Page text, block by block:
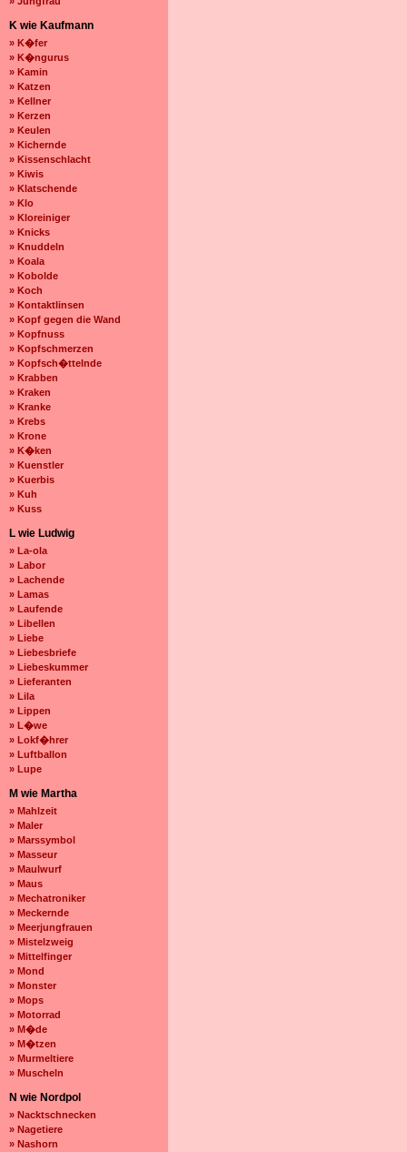
K wie Kaufmann
» K�fer
» K�ngurus
» Kamin
» Katzen
» Kellner
» Kerzen
» Keulen
» Kichernde
» Kissenschlacht
» Kiwis
» Klatschende
» Klo
» Kloreiniger
» Knicks
» Knuddeln
» Koala
» Kobolde
» Koch
» Kontaktlinsen
» Kopf gegen die Wand
» Kopfnuss
» Kopfschmerzen
» Kopfsch�ttelnde
» Krabben
» Kraken
» Kranke
» Krebs
» Krone
» K�ken
» Kuenstler
» Kuerbis
» Kuh
» Kuss
L wie Ludwig
» La-ola
» Labor
» Lachende
» Lamas
» Laufende
» Libellen
» Liebe
» Liebesbriefe
» Liebeskummer
» Lieferanten
» Lila
» Lippen
» L�we
» Lokf�hrer
» Luftballon
» Lupe
M wie Martha
» Mahlzeit
» Maler
» Marssymbol
» Masseur
» Maulwurf
» Maus
» Mechatroniker
» Meckernde
» Meerjungfrauen
» Mistelzweig
» Mittelfinger
» Mond
» Monster
» Mops
» Motorrad
» M�de
» M�tzen
» Murmeltiere
» Muscheln
N wie Nordpol
» Nacktschnecken
» Nagetiere
» Nashorn